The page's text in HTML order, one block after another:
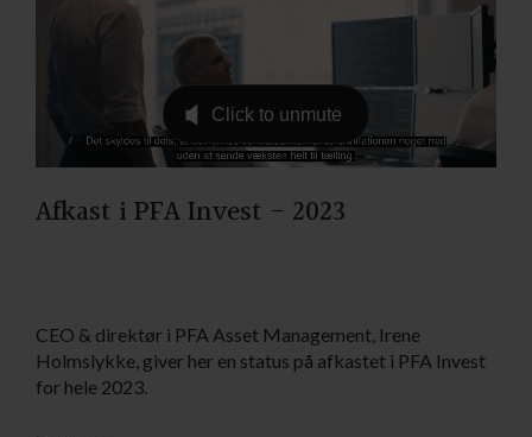
Afkast i PFA Invest - 2023
CEO & direktør i PFA Asset Management, Irene
Holmslykke, giver her en status på afkastet i PFA Invest
for hele 2023.